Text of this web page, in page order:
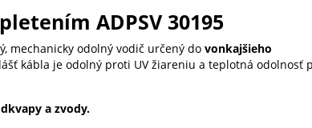
ADPSV 30195
mechanicky odolný vodič určený do vonkajšieho
kábla je odolný proti UV žiareniu a teplotná odolnosť
a zvody.